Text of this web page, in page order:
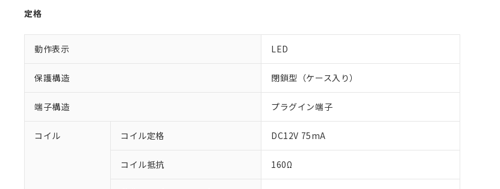
定格
動作表示 LED
保護構造 閉鎖型（ケース入り）
端子構造 プラグイン端子
コイル コイル定格 DC12V 75mA
コイル抵抗 160Ω